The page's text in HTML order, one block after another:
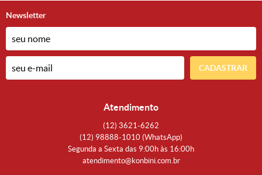
Newsletter
CADASTRAR
Atendimento
(12) 3621-6262
(12) 98888-1010 (WhatsApp)
Segunda a Sexta das 9:00h às 16:00h
atendimento@konbini.com.br